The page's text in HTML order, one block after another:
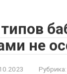
не
Рубрика: